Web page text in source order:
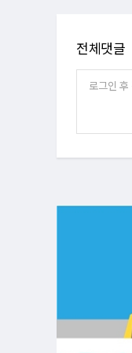
전체댓글